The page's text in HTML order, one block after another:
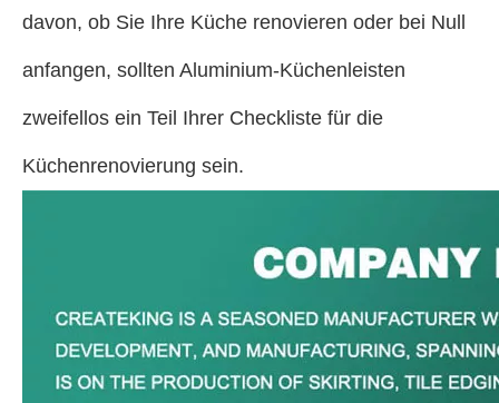
davon, ob Sie Ihre Küche renovieren oder bei Null
anfangen, sollten Aluminium-Küchenleisten
zweifellos ein Teil Ihrer Checkliste für die
Küchenrenovierung sein.